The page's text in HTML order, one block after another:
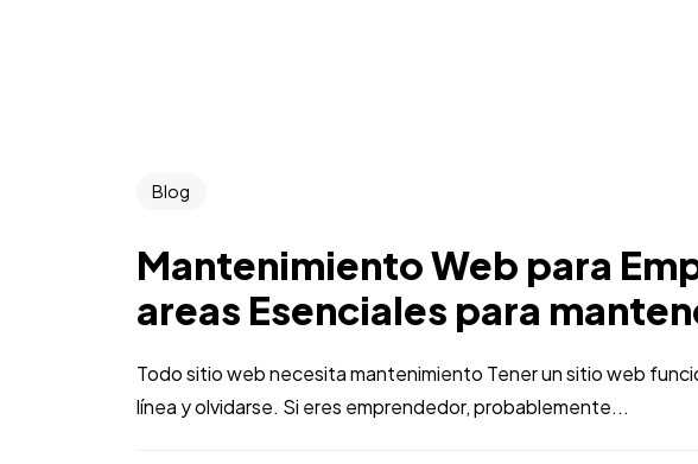
Blog
Mantenimiento Web para
areas Esenciales para
Todo sitio web necesita mantenimiento Tener un sitio web
línea y olvidarse. Si eres emprendedor, probablemente...